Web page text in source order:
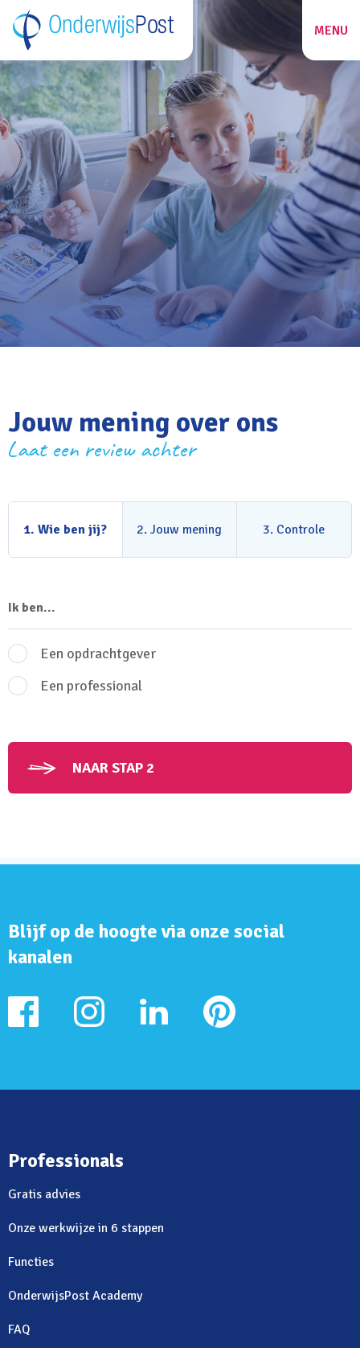
ZOEKEN
27
MENU
Jouw mening over ons
Laat een review achter
1. Wie ben jij? 2. Jouw mening 3. Controle
Ik ben...
Een opdrachtgever
Een professional
NAAR STAP 2
Blijf op de hoogte via onze social
kanalen
Professionals
Gratis advies
Onze werkwijze in 6 stappen
Functies
OnderwijsPost Academy
FAQ